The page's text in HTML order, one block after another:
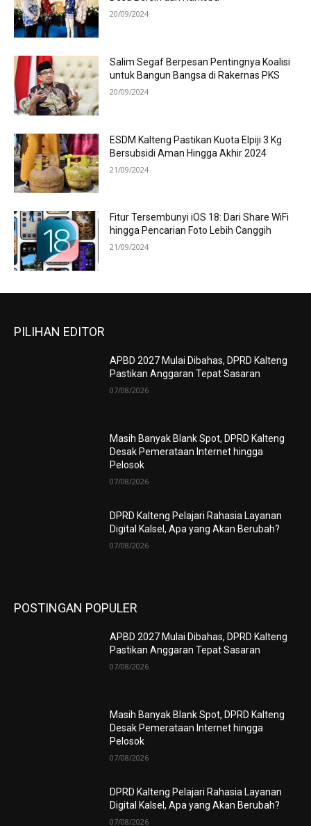
20/09/2024
Salim Segaf Berpesan Pentingnya Koalisi
untuk Bangun Bangsa di Rakernas PKS
20/09/2024
ESDM Kalteng Pastikan Kuota Elpiji 3 Kg
Bersubsidi Aman Hingga Akhir 2024
21/09/2024
Fitur Tersembunyi iOS 18: Dari Share WiFi
hingga Pencarian Foto Lebih Canggih
21/09/2024
PILIHAN EDITOR
APBD 2027 Mulai Dibahas, DPRD Kalteng
Pastikan Anggaran Tepat Sasaran
07/08/2026
Masih Banyak Blank Spot, DPRD Kalteng
Desak Pemerataan Internet hingga
Pelosok
07/08/2026
DPRD Kalteng Pelajari Rahasia Layanan
Digital Kalsel, Apa yang Akan Berubah?
07/08/2026
POSTINGAN POPULER
APBD 2027 Mulai Dibahas, DPRD Kalteng
Pastikan Anggaran Tepat Sasaran
07/08/2026
Masih Banyak Blank Spot, DPRD Kalteng
Desak Pemerataan Internet hingga
Pelosok
07/08/2026
DPRD Kalteng Pelajari Rahasia Layanan
Digital Kalsel, Apa yang Akan Berubah?
07/08/2026